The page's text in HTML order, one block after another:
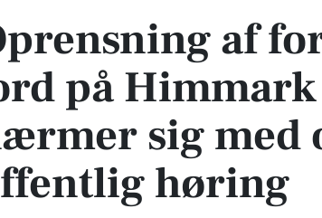
af
på
sig med
høring